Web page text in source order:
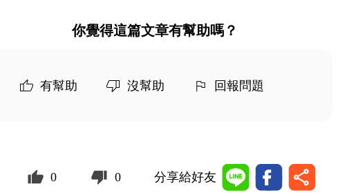
你覺得這篇文章有幫助嗎？
有幫助 沒幫助 回報問題
0 0 分享給好友